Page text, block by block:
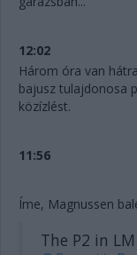
12:02
Három óra van
bajusz tulajdonosa
közízlést.
11:56
Íme, Magnussen
The P2 in